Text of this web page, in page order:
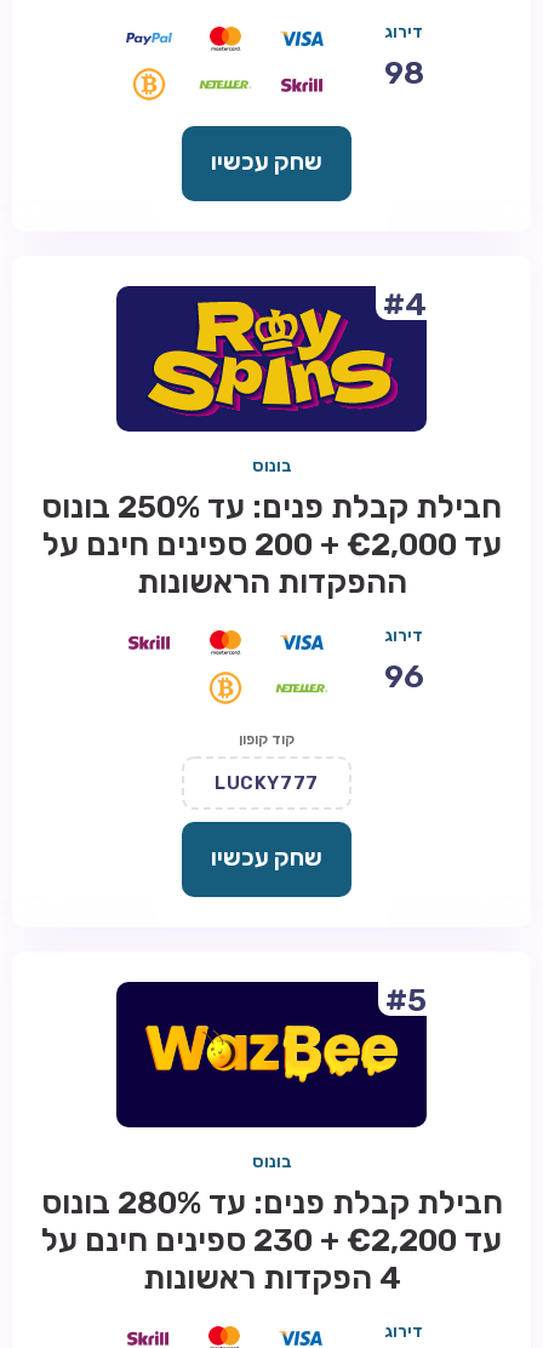
דירוג
98
שחק עכשיו
#4
בונוס
חבילת קבלת פנים: עד 250% בונוס
עד €2,000 + 200 ספינים חינם על
ההפקדות הראשונות
דירוג
96
קוד קופון
LUCKY777
שחק עכשיו
#5
בונוס
חבילת קבלת פנים: עד 280% בונוס
עד €2,200 + 230 ספינים חינם על
4 הפקדות ראשונות
דירוג